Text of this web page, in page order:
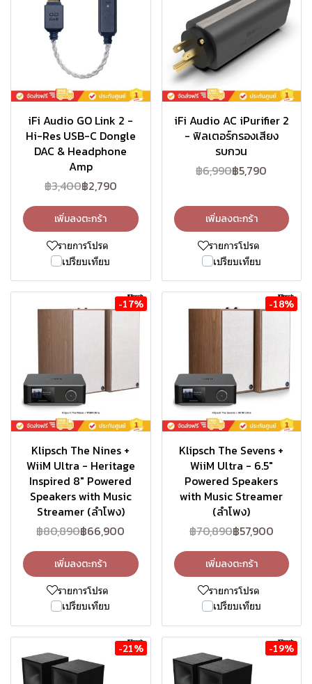
iFi Audio GO Link 2 -
Hi-Res USB-C Dongle
DAC & Headphone
Amp
฿3,400฿2,790
เพิ่มลงตะกร้า
รายการโปรด
เปรียบเทียบ
iFi Audio AC iPurifier 2
- ฟิลเตอร์กรองเสียง
รบกวน
฿6,990฿5,790
เพิ่มลงตะกร้า
รายการโปรด
เปรียบเทียบ
-17%
Klipsch The Nines +
WiiM Ultra - Heritage
Inspired 8" Powered
Speakers with Music
Streamer (ลำโพง)
฿80,890฿66,900
เพิ่มลงตะกร้า
รายการโปรด
เปรียบเทียบ
-18%
Klipsch The Sevens +
WiiM Ultra - 6.5"
Powered Speakers
with Music Streamer
(ลำโพง)
฿70,890฿57,900
เพิ่มลงตะกร้า
รายการโปรด
เปรียบเทียบ
-21% -19%